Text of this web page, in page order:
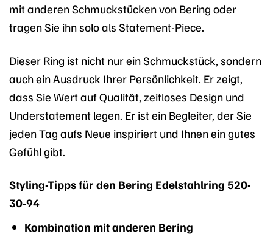
mit anderen Schmuckstücken von Bering oder
tragen Sie ihn solo als Statement-Piece.
Dieser Ring ist nicht nur ein Schmuckstück, sondern
auch ein Ausdruck Ihrer Persönlichkeit. Er zeigt,
dass Sie Wert auf Qualität, zeitloses Design und
Understatement legen. Er ist ein Begleiter, der Sie
jeden Tag aufs Neue inspiriert und Ihnen ein gutes
Gefühl gibt.
Styling-Tipps für den Bering Edelstahlring 520-
30-94
Kombination mit anderen Bering